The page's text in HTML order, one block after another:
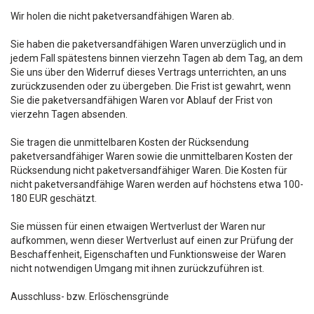
Wir holen die nicht paketversandfähigen Waren ab.
Sie haben die paketversandfähigen Waren unverzüglich und in
jedem Fall spätestens binnen vierzehn Tagen ab dem Tag, an dem
Sie uns über den Widerruf dieses Vertrags unterrichten, an uns
zurückzusenden oder zu übergeben. Die Frist ist gewahrt, wenn
Sie die paketversandfähigen Waren vor Ablauf der Frist von
vierzehn Tagen absenden.
Sie tragen die unmittelbaren Kosten der Rücksendung
paketversandfähiger Waren sowie die unmittelbaren Kosten der
Rücksendung nicht paketversandfähiger Waren. Die Kosten für
nicht paketversandfähige Waren werden auf höchstens etwa 100-
180 EUR geschätzt.
Sie müssen für einen etwaigen Wertverlust der Waren nur
aufkommen, wenn dieser Wertverlust auf einen zur Prüfung der
Beschaffenheit, Eigenschaften und Funktionsweise der Waren
nicht notwendigen Umgang mit ihnen zurückzuführen ist.
Ausschluss- bzw. Erlöschensgründe